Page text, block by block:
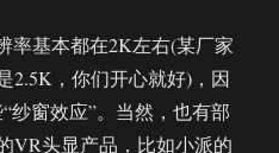
率基本都在2K左右(某厂家
2.5K，你们开心就好)，因
纱窗效应”。当然，也有部
VR头显产品，比如小派的